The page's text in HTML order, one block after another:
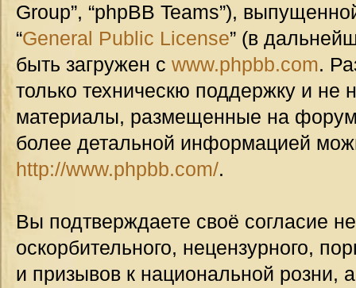
Group”, “phpBB Teams”),
“General Public License” (в
быть загружен с www.phpbb.com.
только техническю поддержку и не
материалы, размещенные на
более детальной информацией
http://www.phpbb.com/.
Вы подтверждаете своё согласие
оскорбительного, нецензурного,
и призывов к национальной розни,